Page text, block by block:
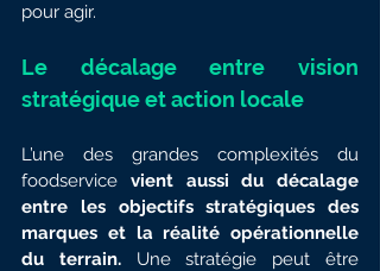
pour agir.
Le décalage entre vision
stratégique et action locale
L’une des grandes complexités du
foodservice vient aussi du décalage
entre les objectifs stratégiques des
marques et la réalité opérationnelle
du terrain. Une stratégie peut être